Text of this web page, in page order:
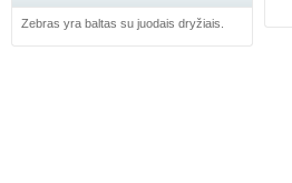
Zebras yra baltas su juodais dryžiais.